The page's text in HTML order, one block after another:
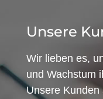
Unsere
Wir lieben es,
und Wachstum
Unsere Kunden